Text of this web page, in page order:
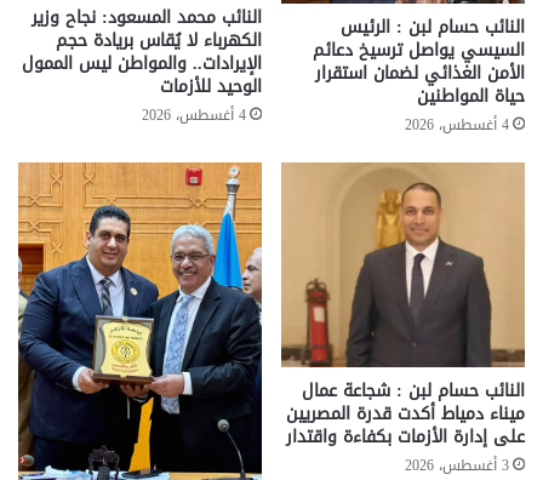
النائب حسام لبن : الرئيس
السيسي يواصل ترسيخ دعائم
الأمن الغذائي لضمان استقرار
حياة المواطنين
4 أغسطس، 2026
النائب محمد المسعود: نجاح وزير
الكهرباء لا يُقاس بريادة حجم
الإيرادات.. والمواطن ليس الممول
الوحيد للأزمات
4 أغسطس، 2026
النائب حسام لبن : شجاعة عمال
ميناء دمياط أكدت قدرة المصريين
على إدارة الأزمات بكفاءة واقتدار
3 أغسطس، 2026